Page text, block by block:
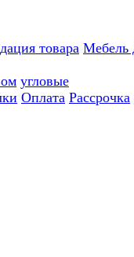
товара Мебель
угловые
Оплата Рассрочка